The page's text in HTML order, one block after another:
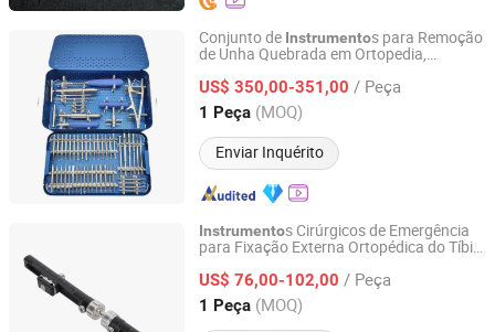
Conjunto de Instrumentos para Remoção
de Unha Quebrada em Ortopedia,
Ferramenta Extratora de Parafuso
Quebrado
US$ 350,00-351,00 / Peça
1 Peça (MOQ)
Enviar Inquérito
Jiangsu Jinlu Group Medical Device Co., Ltd.
Jiangsu, China Desde 2014
Instrumentos Cirúrgicos de Emergência
para Fixação Externa Ortopédica do Tíbio
US$ 76,00-102,00 / Peça
1 Peça (MOQ)
Jiangsu Gather Biotech Co., Ltd.
Jiangsu, China Desde 2022